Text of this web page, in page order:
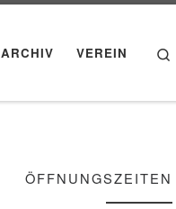
ARCHIV VEREIN
ÖFFNUNGSZEITEN